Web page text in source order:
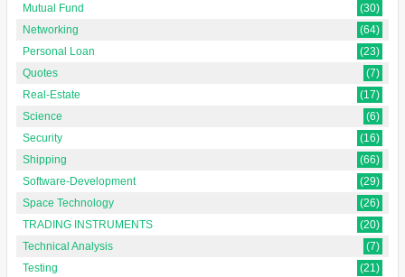
Mutual Fund
(30)
Networking
(64)
Personal Loan
(23)
Quotes
(7)
Real-Estate
(17)
Science
(6)
Security
(16)
Shipping
(66)
Software-Development
(29)
Space Technology
(26)
TRADING INSTRUMENTS
(20)
Technical Analysis
(7)
Testing
(21)